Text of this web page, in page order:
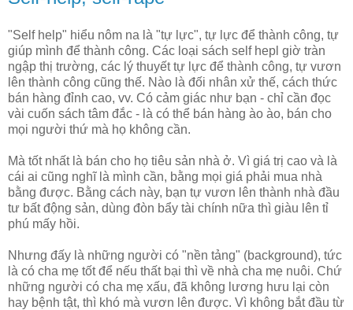
"Self help" hiểu nôm na là "tự lực", tự lực để thành công, tự
giúp mình để thành công. Các loại sách self hepl giờ tràn
ngập thị trường, các lý thuyết tự lực để thành công, tự vươn
lên thành công cũng thế. Nào là đối nhân xử thế, cách thức
bán hàng đỉnh cao, vv. Có cảm giác như bạn - chỉ cần đọc
vài cuốn sách tâm đắc - là có thể bán hàng ào ào, bán cho
mọi người thứ mà họ không cần.
Mà tốt nhất là bán cho họ tiêu sản nhà ở. Vì giá trị cao và là
cái ai cũng nghĩ là mình cần, bằng mọi giá phải mua nhà
bằng được. Bằng cách này, bạn tự vươn lên thành nhà đầu
tư bất động sản, dùng đòn bẩy tài chính nữa thì giàu lên tỉ
phú mấy hồi.
Nhưng đấy là những người có "nền tảng" (background), tức
là có cha mẹ tốt để nếu thất bại thì về nhà cha mẹ nuôi. Chứ
những người có cha mẹ xấu, đã không lương hưu lại còn
hay bệnh tật, thì khó mà vươn lên được. Vì không bắt đầu từ